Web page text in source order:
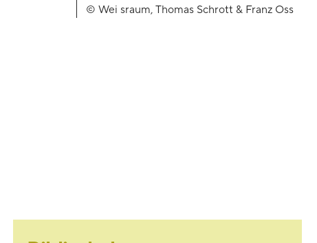
© Wei sraum, Thomas Schrott & Franz Oss